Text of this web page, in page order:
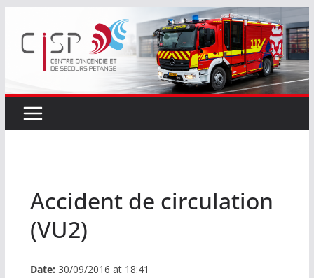
contenu
Accident de circulation
(VU2)
Date: 30/09/2016 at 18:41